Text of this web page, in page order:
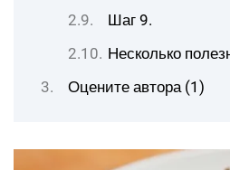
Шаг 9.
Несколько
Оцените автора (1)